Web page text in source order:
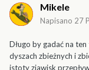
Mikele
Napisano 27
Długo by gadać na
dyszach zbieżnych i
istoty zjawisk